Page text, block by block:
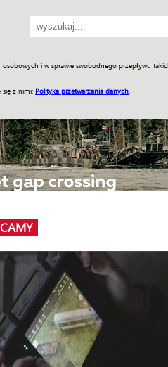
i w sprawie swobodnego przepływu
się z nimi: Polityka przetwarzania danych
Jednodniówki Praca w WIW